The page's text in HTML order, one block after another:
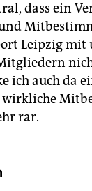
dass ein
Leipzig mit
ich auch da
rar.